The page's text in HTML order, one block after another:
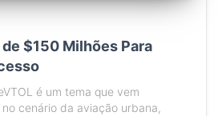
$150 Milhões Para
é um tema que vem
cenário da aviação urbana,